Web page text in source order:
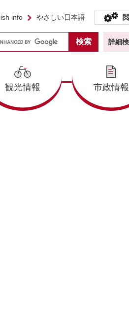
info やさしい日本語
観光情報 市政情報
詳細